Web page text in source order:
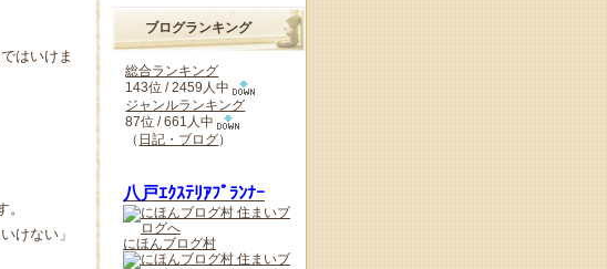
はいけま
けない」
ブログランキング
総合ランキング
143位 / 2459人中
ジャンルランキング
87位 / 661人中
（ 日記・ブログ）
八戸ｴｸｽﾃﾘｱﾌﾟﾗﾝﾅｰ
にほんブログ村